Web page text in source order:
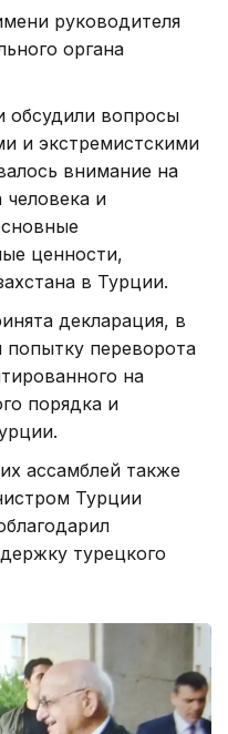
руководителя
органа
обсудили вопросы
и экстремистскими
внимание на
и
ценности,
в Турции.
декларация, в
попытку переворота
на
порядка и
ассамблей также
Турции
турецкого